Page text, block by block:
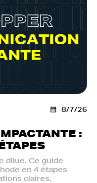
8/7/26
:
dilue. Ce guide
en 4 étapes
claires,